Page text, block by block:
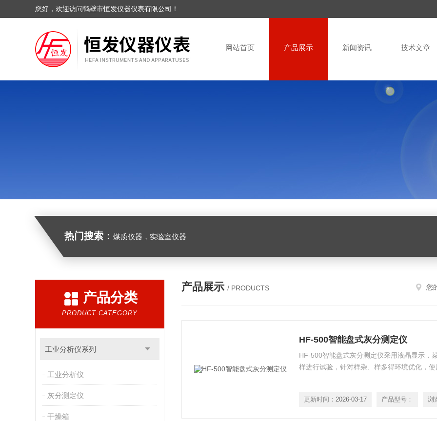
您好，欢迎访问鹤壁市恒发仪器仪表有限公司！
网站首页 产品展示 新闻资讯 技术文章
热门搜索： 煤质仪器，实验室仪器
产品分类
PRODUCT CATEGORY
工业分析仪系列
工业分析仪
灰分测定仪
干燥箱
产品展示 / PRODUCTS 您
HF-500智能盘式灰分测定仪
HF-500智能盘式灰分测定仪采用液晶显示，
样进行试验，针对样杂、样多得环境优化，使
更新时间： 2026-03-17 产品型号： 浏